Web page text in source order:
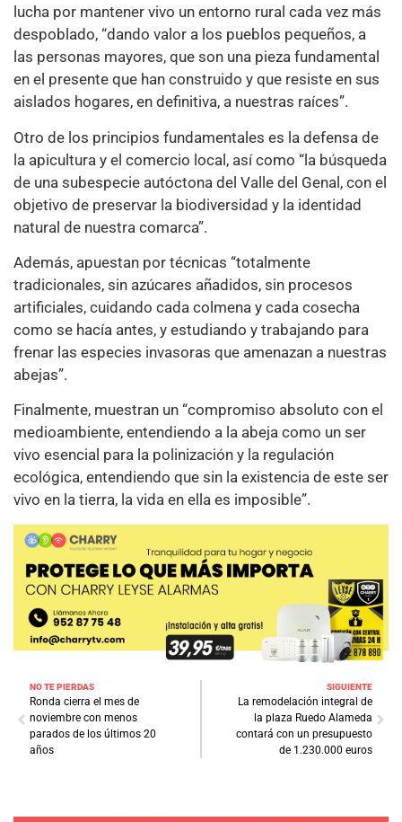
lucha por mantener vivo un entorno rural cada vez más
despoblado, “dando valor a los pueblos pequeños, a
las personas mayores, que son una pieza fundamental
en el presente que han construido y que resiste en sus
aislados hogares, en definitiva, a nuestras raíces”.
Otro de los principios fundamentales es la defensa de
la apicultura y el comercio local, así como “la búsqueda
de una subespecie autóctona del Valle del Genal, con el
objetivo de preservar la biodiversidad y la identidad
natural de nuestra comarca”.
Además, apuestan por técnicas “totalmente
tradicionales, sin azúcares añadidos, sin procesos
artificiales, cuidando cada colmena y cada cosecha
como se hacía antes, y estudiando y trabajando para
frenar las especies invasoras que amenazan a nuestras
abejas”.
Finalmente, muestran un “compromiso absoluto con el
medioambiente, entendiendo a la abeja como un ser
vivo esencial para la polinización y la regulación
ecológica, entendiendo que sin la existencia de este ser
vivo en la tierra, la vida en ella es imposible”.
NO TE PIERDAS
Ronda cierra el mes de
noviembre con menos
parados de los últimos 20
años
SIGUIENTE
La remodelación integral de
la plaza Ruedo Alameda
contará con un presupuesto
de 1.230.000 euros